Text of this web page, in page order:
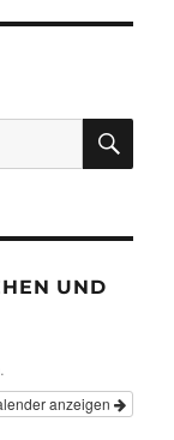
UND
anzeigen